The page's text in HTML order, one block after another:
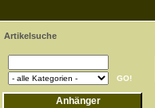
Artikelsuche
Anhänger